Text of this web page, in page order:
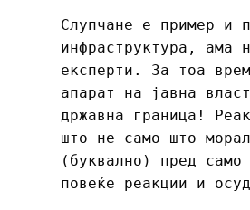
Слупчане е пример и
инфраструктура,
експерти. За тоа
апарат на јавна
државна граница!
што не само што
(буквално) пред само
повеќе реакции и